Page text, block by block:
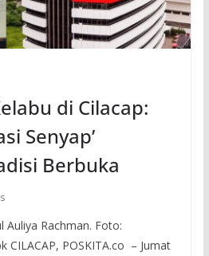
di Cilacap:
Senyap’
Berbuka
Auliya Rachman. Foto:
CILACAP, POSKITA.co – Jumat